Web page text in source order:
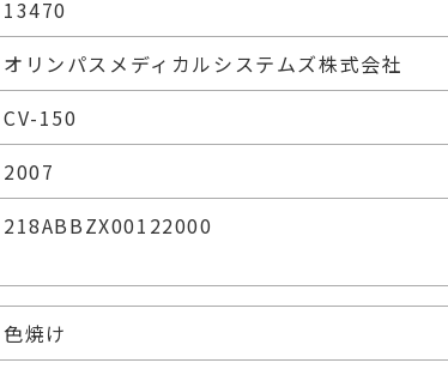
13470
オリンパスメディカルシステムズ株式会社
CV-150
2007
218ABBZX00122000
色焼け